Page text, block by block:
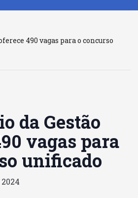
490 vagas para o concurso
da Gestão
vagas para
unificado